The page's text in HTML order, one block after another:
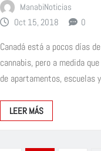
ManabiNoticias
Oct 15, 2018
0
Canadá está a pocos días
cannabis, pero a medida
de apartamentos, escuelas
LEER MÁS